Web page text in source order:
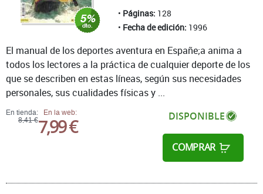
Páginas: 128
Fecha de edición: 1996
En tienda:
8,41 €
En la web:
7,99 € DISPONIBLE
COMPRAR
El manual de los deportes aventura en Españe;a anima a
todos los lectores a la práctica de cualquier deporte de los
que se describen en estas líneas, según sus necesidades
personales, sus cualidades físicas y ...